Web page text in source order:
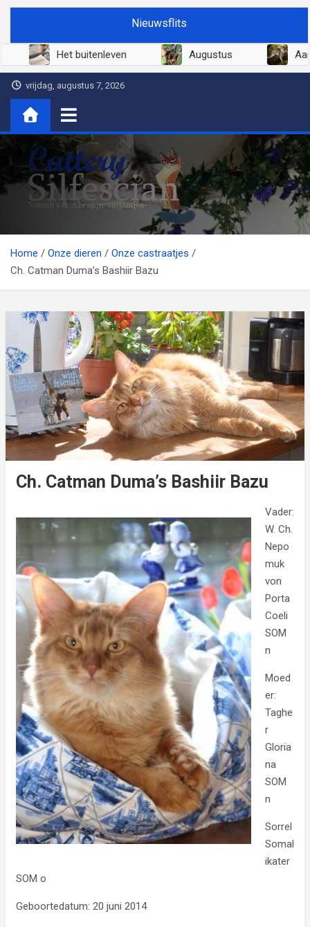
Ga
de
inhoud
Nieuwsflits
Juni 2026 Het buitenleven
vrijdag, augustus 7, 2026
Cattery Silfescian
Somali's en soms Abessijn-variantjes
Home
Onze dieren
Onze castraatjes
Ch. Catman Duma’s Bashiir Bazu
Ch. Catman Duma’s Bashiir Bazu
Vader:
W. Ch.
Nepo
muk
von
Porta
Coeli
SOM
n
Moed
er:
Taghe
r
Gloria
na
SOM
n
Sorrel
Somal
ikater
SOM o
Geboortedatum: 20 juni 2014